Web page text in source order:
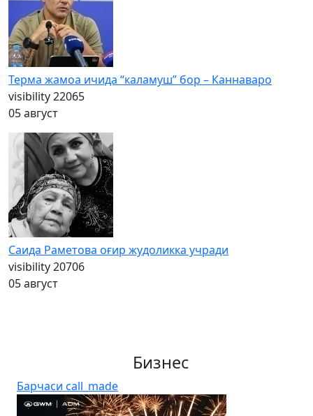
Терма жамоа ичида “каламуш” бор – Каннаваро
visibility22065
05 август
Саида Раметова оғир жудоликка учради
visibility20706
05 август
Бизнес
Барчаси call_made